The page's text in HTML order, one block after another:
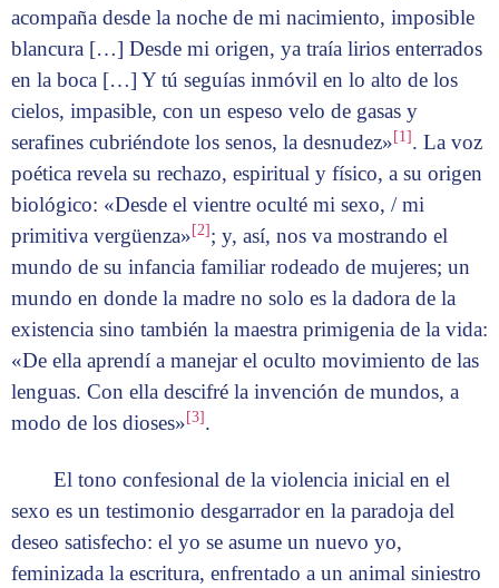
acompaña desde la noche de mi nacimiento, imposible
blancura […] Desde mi origen, ya traía lirios enterrados
en la boca […] Y tú seguías inmóvil en lo alto de los
cielos, impasible, con un espeso velo de gasas y
serafines cubriéndote los senos, la desnudez»[1]. La voz
poética revela su rechazo, espiritual y físico, a su origen
biológico: «Desde el vientre oculté mi sexo, / mi
primitiva vergüenza»[2]; y, así, nos va mostrando el
mundo de su infancia familiar rodeado de mujeres; un
mundo en donde la madre no solo es la dadora de la
existencia sino también la maestra primigenia de la vida:
«De ella aprendí a manejar el oculto movimiento de las
lenguas. Con ella descifré la invención de mundos, a
modo de los dioses»[3].
El tono confesional de la violencia inicial en el
sexo es un testimonio desgarrador en la paradoja del
deseo satisfecho: el yo se asume un nuevo yo,
feminizada la escritura, enfrentado a un animal siniestro